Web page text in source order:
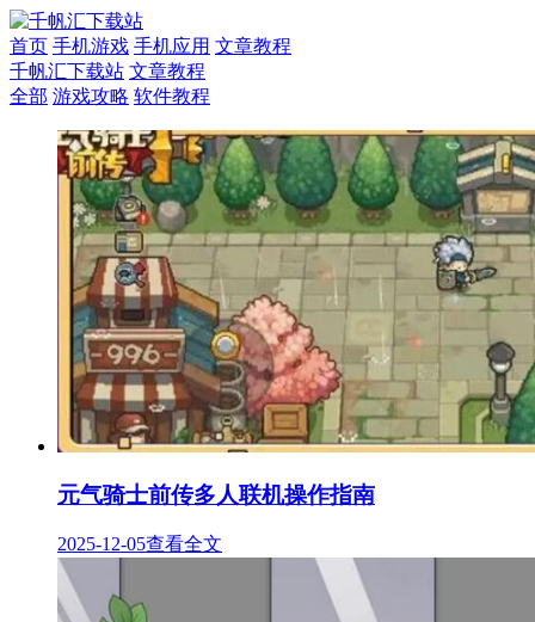
首页 手机游戏 手机应用 文章教程
千帆汇下载站 文章教程
全部 游戏攻略 软件教程
元气骑士前传多人联机操作指南
2025-12-05查看全文